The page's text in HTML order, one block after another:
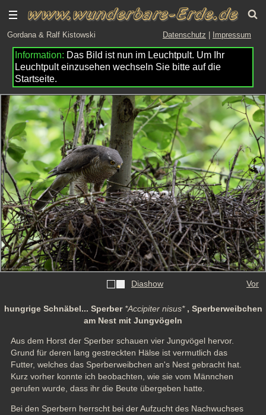
Gordana & Ralf Kistowski Datenschutz Impressum
Das Bild ist nun im Leuchtpult. Um Ihr
Leuchtpult einzusehen wechseln Sie bitte auf die
Startseite.
Diashow Vor
hungrige Schnäbel... Sperber *Accipiter nisus*, Sperberweibchen
am Nest mit Jungvögeln
Aus dem Horst der Sperber schauen vier Jungvögel hervor.
Grund für deren lang gestreckten Hälse ist vermutlich das
Futter, welches das Sperberweibchen an's Nest gebracht hat.
Kurz vorher konnte ich beobachten, wie sie vom Männchen
gerufen wurde, dass ihr die Beute übergeben hatte.
Bei den Sperbern herrscht bei der Aufzucht des Nachwuchses